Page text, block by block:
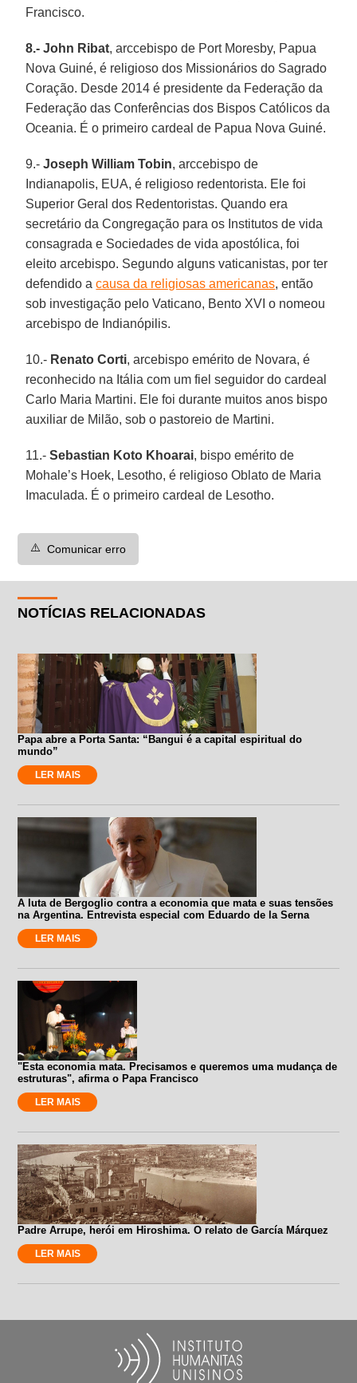
Francisco.
8.- John Ribat, arccebispo de Port Moresby, Papua
Nova Guiné, é religioso dos Missionários do Sagrado
Coração. Desde 2014 é presidente da Federação da
Federação das Conferências dos Bispos Católicos da
Oceania. É o primeiro cardeal de Papua Nova Guiné.
9.-Joseph William Tobin, arccebispo de
Indianapolis, EUA, é religioso redentorista. Ele foi
Superior Geral dos Redentoristas. Quando era
secretário da Congregação para os Institutos de vida
consagrada e Sociedades de vida apostólica, foi
eleito arcebispo. Segundo alguns vaticanistas, por ter
defendido acausa da religiosas americanas, então
sob investigação pelo Vaticano, Bento XVI o nomeou
arcebispo de Indianópilis.
10.- Renato Corti, arcebispo emérito de Novara, é
reconhecido na Itália com um fiel seguidor do cardeal
Carlo Maria Martini. Ele foi durante muitos anos bispo
auxiliar de Milão, sob o pastoreio de Martini.
11.-Sebastian Koto Khoarai, bispo emérito de
Mohale’s Hoek, Lesotho, é religioso Oblato de Maria
Imaculada. É o primeiro cardeal de Lesotho.
⚠️ Comunicar erro
NOTÍCIAS RELACIONADAS
Papa abre a Porta Santa: “Bangui é a capital espiritual do
mundo”
LER MAIS
A luta de Bergoglio contra a economia que mata e suas tensões
na Argentina. Entrevista especial com Eduardo de la Serna
LER MAIS
"Esta economia mata. Precisamos e queremos uma mudança de
estruturas", afirma o Papa Francisco
LER MAIS
Padre Arrupe, herói em Hiroshima. O relato de García Márquez
LER MAIS